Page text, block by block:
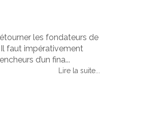
les fondateurs de
Il faut impérativement
d’un fina...
Lire la suite...